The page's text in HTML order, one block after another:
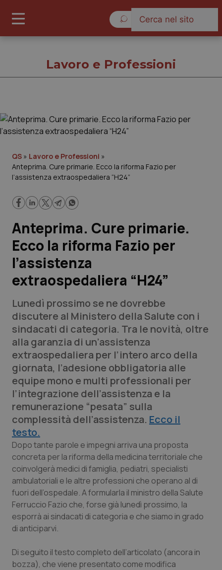
Governo e Parlamento
Regioni e Asl
Lavoro e Professioni
Scienza e Farmaci
Studi e Analisi
Lettere al direttore
Edizioni Regionali
QS Pro
Professionisti Sanitari.AI
Abruzzo
Basilicata
Calabria
Campania
Emilia-Romagna
Friuli Venezia Giulia
Lazio
QS Pro Gold
Artrite & artrosi
Asma & BPCO
Car-T
Colesterolo & coronaropatie
Dermatite Atopica
Diabete & glucometri
QS Club Newsletter
Lavoro e Professioni
QS » Lavoro e Professioni »
Anteprima. Cure primarie. Ecco la riforma Fazio per
l’assistenza extraospedaliera “H24”
Anteprima. Cure primarie.
Ecco la riforma Fazio per
l’assistenza
extraospedaliera “H24”
Lunedì prossimo se ne dovrebbe
discutere al Ministero della Salute con i
sindacati di categoria. Tra le novità, oltre
alla garanzia di un’assistenza
extraospedaliera per l’intero arco della
giornata, l’adesione obbligatoria alle
equipe mono e multi professionali per
l’integrazione dell’assistenza e la
remunerazione “pesata” sulla
complessità dell’assistenza. Ecco il
testo.
Dopo tante parole e impegni arriva una proposta
concreta per la riforma della medicina territoriale che
coinvolgerà medici di famiglia, pediatri, specialisti
ambulatoriali e le altre professioni che operano al di
fuori dell’ospedale. A formularla il ministro della Salute
Ferruccio Fazio che, forse già lunedì prossimo, la
esporrà ai sindacati di categoria e che siamo in grado
di anticiparvi.
Di seguito il testo completo dell’articolato (ancora in
bozza), che viene presentato come modifica